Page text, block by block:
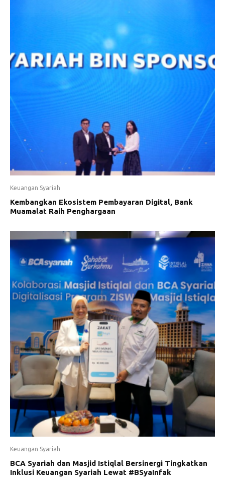
Keuangan Syariah
Kembangkan Ekosistem Pembayaran Digital, Bank
Muamalat Raih Penghargaan
Keuangan Syariah
BCA Syariah dan Masjid Istiqlal Bersinergi Tingkatkan
Inklusi Keuangan Syariah Lewat #BSyaInfak